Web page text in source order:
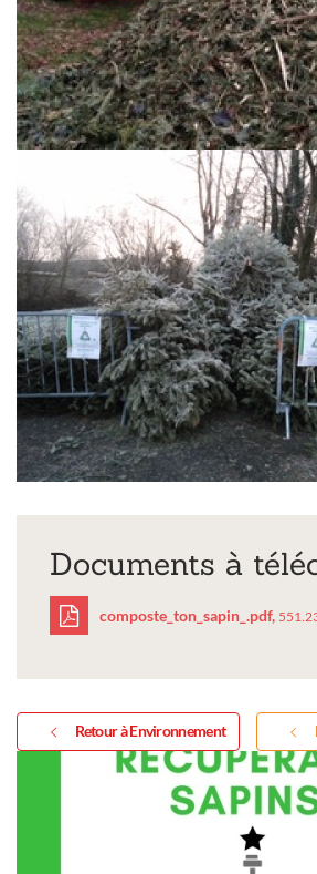
Documents à
composte_ton_sapin_.pdf,
Retour à Environnement